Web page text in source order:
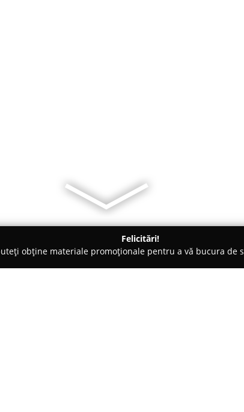
Felicitări!
obține materiale promoționale pentru a vă bucura de